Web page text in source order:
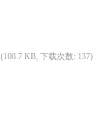
(108.7 KB, 下载次数: 137)